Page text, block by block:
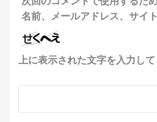
名前、メールアドレス、サイ
上に表示された文字を入力して